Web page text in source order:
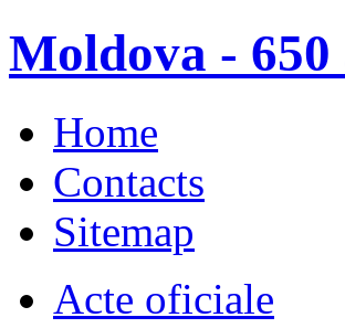
Moldova - 650
Home
Contacts
Sitemap
Acte oficiale